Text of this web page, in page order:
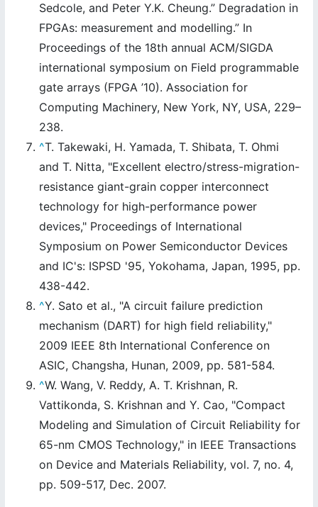
Sedcole, and Peter Y.K. Cheung.” Degradation in
FPGAs: measurement and modelling.” In
Proceedings of the 18th annual ACM/SIGDA
international symposium on Field programmable
gate arrays (FPGA ’10). Association for
Computing Machinery, New York, NY, USA, 229–
238.
^T. Takewaki, H. Yamada, T. Shibata, T. Ohmi
and T. Nitta, "Excellent electro/stress-migration-
resistance giant-grain copper interconnect
technology for high-performance power
devices," Proceedings of International
Symposium on Power Semiconductor Devices
and IC's: ISPSD '95, Yokohama, Japan, 1995, pp.
438-442.
^Y. Sato et al., "A circuit failure prediction
mechanism (DART) for high field reliability,"
2009 IEEE 8th International Conference on
ASIC, Changsha, Hunan, 2009, pp. 581-584.
^W. Wang, V. Reddy, A. T. Krishnan, R.
Vattikonda, S. Krishnan and Y. Cao, "Compact
Modeling and Simulation of Circuit Reliability for
65-nm CMOS Technology," in IEEE Transactions
on Device and Materials Reliability, vol. 7, no. 4,
pp. 509-517, Dec. 2007.